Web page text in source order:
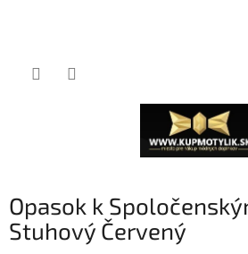
Opasok k
Stuhový Červený